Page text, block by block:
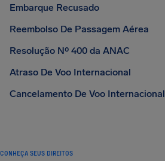
Embarque Recusado
Reembolso De Passagem Aérea
Resolução Nº 400 da ANAC
Atraso De Voo Internacional
Cancelamento De Voo Internacional
CONHEÇA SEUS DIREITOS